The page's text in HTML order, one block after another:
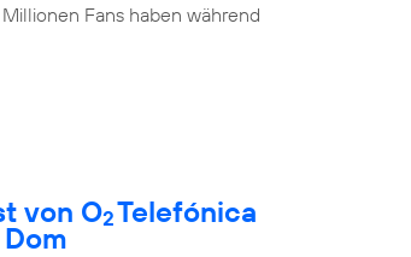
Fans haben während
von O2Telefónica